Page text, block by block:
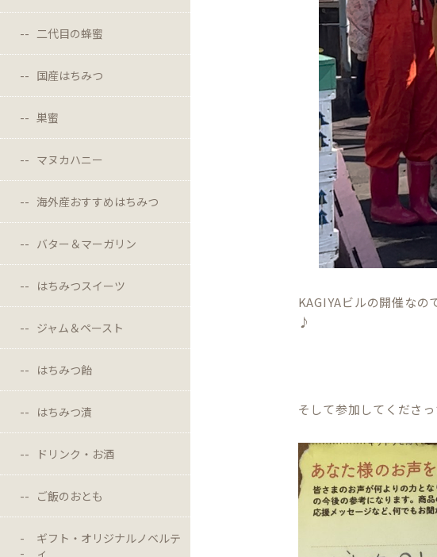
二代目の蜂蜜
国産はちみつ
巣蜜
マヌカハニー
海外産おすすめはちみつ
バター＆マーガリン
はちみつスイーツ
ジャム＆ペースト
はちみつ飴
はちみつ漬
ドリンク・お酒
ご飯のおとも
ギフト・オリジナルノベルテ
ィ
KAGIYAビルの開催な
♪
そして参加してくださ